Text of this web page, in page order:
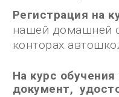
Регистрация на
нашей домашней
конторах
На курс
документ,